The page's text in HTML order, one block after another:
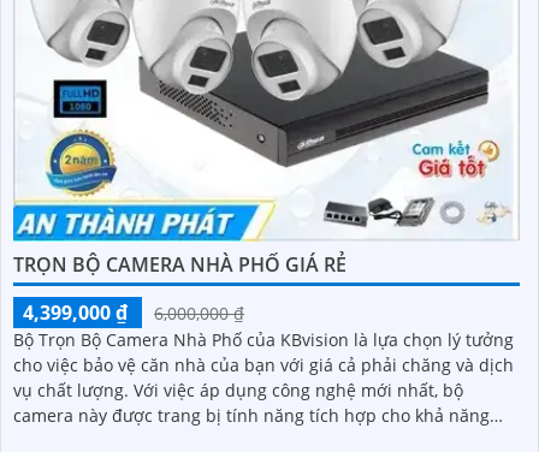
TRỌN BỘ CAMERA NHÀ PHỐ GIÁ RẺ
4,399,000 ₫
6,000,000 ₫
Bộ Trọn Bộ Camera Nhà Phố của KBvision là lựa chọn lý tưởng
cho việc bảo vệ căn nhà của bạn với giá cả phải chăng và dịch
vụ chất lượng. Với việc áp dụng công nghệ mới nhất, bộ
camera này được trang bị tính năng tích hợp cho khả năng